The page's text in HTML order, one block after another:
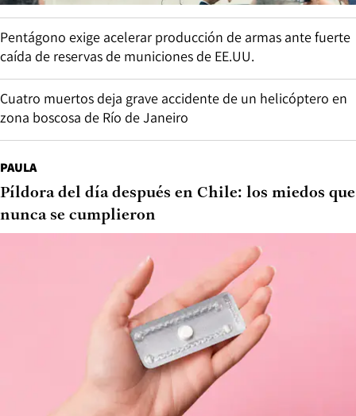
Pentágono exige acelerar producción de armas ante fuerte
caída de reservas de municiones de EE.UU.
Cuatro muertos deja grave accidente de un helicóptero en
zona boscosa de Río de Janeiro
PAULA
Píldora del día después en Chile: los miedos que
nunca se cumplieron